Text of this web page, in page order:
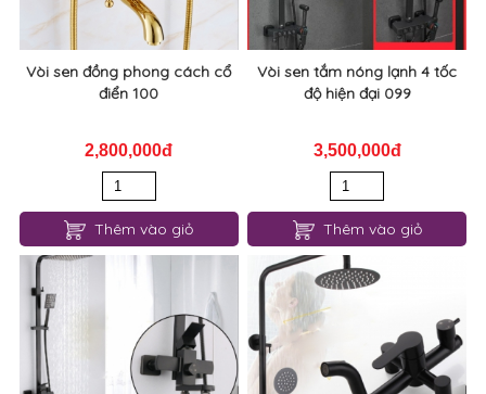
Vòi sen đồng phong cách cổ
điển 100
2,800,000đ
Thêm vào giỏ
Vòi sen tắm nóng lạnh 4 tốc
độ hiện đại 099
3,500,000đ
Thêm vào giỏ